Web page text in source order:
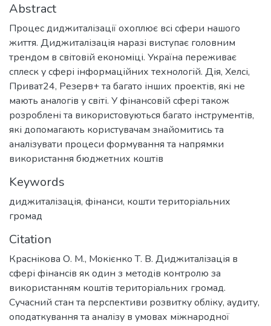
Abstract
Процес диджиталізації охоплює всі сфери нашого
життя. Диджиталізація наразі виступає головним
трендом в світовій економіці. Україна переживає
сплеск у сфері інформаційних технологій. Дія, Хелсі,
Приват24, Резерв+ та багато інших проектів, які не
мають аналогів у світі. У фінансовій сфері також
розроблені та використовуються багато інструментів,
які допомагають користувачам знайомитись та
аналізувати процеси формування та напрямки
використання бюджетних коштів
Keywords
диджиталізація, фінанси, кошти територіальних
громад
Citation
Краснікова О. М., Мокієнко Т. В. Диджиталізація в
сфері фінансів як один з методів контролю за
використанням коштів територіальних громад.
Сучасний стан та перспективи розвитку обліку, аудиту,
оподаткування та аналізу в умовах міжнародної